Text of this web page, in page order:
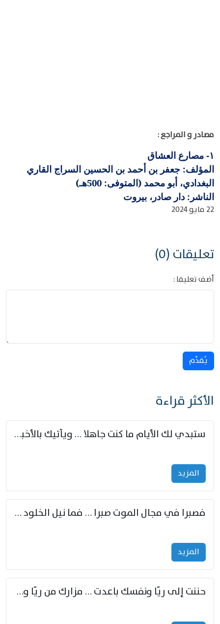
مصادر و المراجع :
١-
مصارع العشاق
المؤلف: جعفر بن أحمد بن الحسين السراج القاري
البغدادي، أبو محمد (المتوفى: 500هـ)
الناشر: دار صادر، بيروت
22 مايو 2024
تعليقات (0)
أضف تعليقا :
يُقدِّم
الأكثر قراءة
ستبدي لك الأيام ما كنت جاهلا … ويأتيك بالأخبار من لم تزوّد
المزید
فصبرا في مجال الموت صبرا … فما نيل الخلود بمستطاع
المزید
حننت إلى ريّا ونفسك باعدت … مزارك من ريّا وشعباكما معا